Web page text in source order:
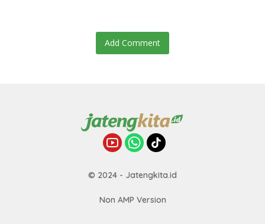
Add Comment
© 2024 - Jatengkita.id
Non AMP Version